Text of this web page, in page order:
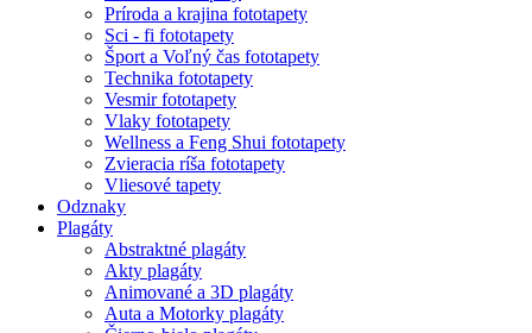
Príroda a krajina fototapety
Sci - fi fototapety
Šport a Voľný čas fototapety
Technika fototapety
Vesmir fototapety
Vlaky fototapety
Wellness a Feng Shui fototapety
Zvieracia ríša fototapety
Vliesové tapety
Odznaky
Plagáty
Abstraktné plagáty
Akty plagáty
Animované a 3D plagáty
Auta a Motorky plagáty